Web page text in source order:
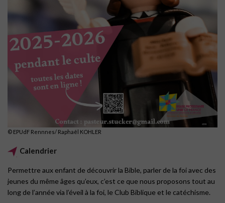
© EPUdF Rennnes/ Raphaêl KOHLER
Calendrier
Permettre aux enfant de découvrir la Bible, parler de la foi avec des
jeunes du même âges qu’eux, c’est ce que nous proposons tout au
long de l’année via l’éveil à la foi, le Club Biblique et le catéchisme.